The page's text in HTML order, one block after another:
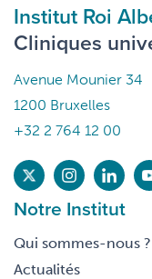
Institut Roi
Cliniques
Avenue Mounier 34
1200 Bruxelles
+32 2 764 12 00
Notre Institut
Qui sommes-nous ?
Actualités